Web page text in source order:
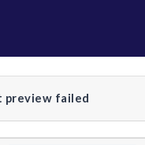
preview failed